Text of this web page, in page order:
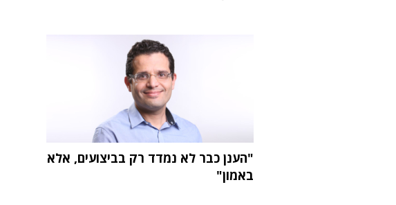
"הענן כבר לא נמדד רק בביצועים, אלא
באמון"